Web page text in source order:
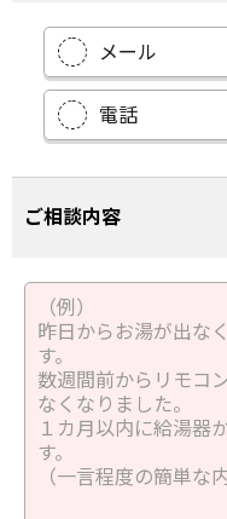
メール
電話
ご相談内容